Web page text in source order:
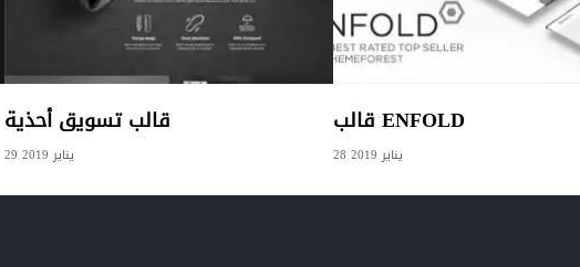
قالب تسويق أحذية
29 يناير 2019
قالب ENFOLD
28 يناير 2019